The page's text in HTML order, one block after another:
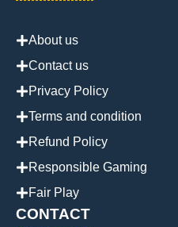
About us
Contact us
Privacy Policy
Terms and condition
Refund Policy
Responsible Gaming
Fair Play
CONTACT